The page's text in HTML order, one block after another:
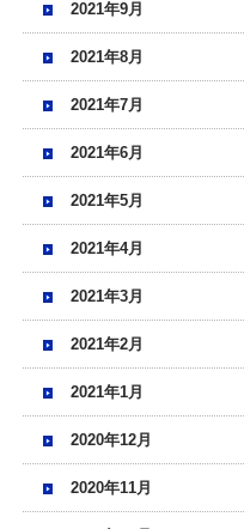
2021年9月
2021年8月
2021年7月
2021年6月
2021年5月
2021年4月
2021年3月
2021年2月
2021年1月
2020年12月
2020年11月